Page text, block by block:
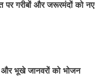
पर गरीबों और जरूरमंदों को नए
और भूखे जानवरों को भोजन